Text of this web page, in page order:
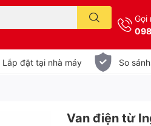
Gọi
Lắp đặt tại nhà máy So
Van điện từ